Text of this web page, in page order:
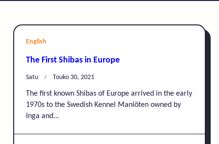
English
The First Shibas in Europe
Satu Touko 30, 2021
The first known Shibas of Europe arrived in the early
1970s to the Swedish Kennel Manlöten owned by
Inga and...